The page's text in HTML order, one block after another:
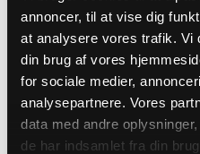
annoncer, til at vise dig
at analysere vores trafik. Vi
din brug af vores
for sociale medier,
analysepartnere. Vores
data med andre
de har indsamlet fra din
Varenummer: FR-
EAN: 5708217002514
Størrelsesguide
Vaskeanvisninger
Plejeinstruktioner:
DOWNLOAD